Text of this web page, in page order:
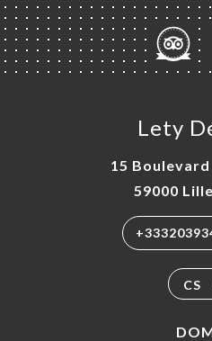
Lety
15
59000
CS